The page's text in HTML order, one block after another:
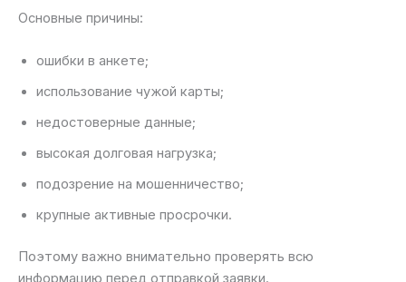
Основные причины:
ошибки в анкете;
использование чужой карты;
недостоверные данные;
высокая долговая нагрузка;
подозрение на мошенничество;
крупные активные просрочки.
Поэтому важно внимательно проверять всю
информацию перед отправкой заявки.